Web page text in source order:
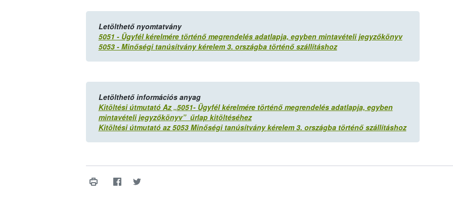
Letölthető nyomtatvány
5051 - Ügyfél kérelmére történő megrendelés adatlapja, egyben mintavételi jegyzőkönyv
5053 - Minőségi tanúsítvány kérelem 3. országba történő szállításhoz
Letölthető információs anyag
Kitöltési útmutató Az „5051- Ügyfél kérelmére történő megrendelés adatlapja, egyben
mintavételi jegyzőkönyv” űrlap kitöltéséhez
Kitöltési útmutató az 5053 Minőségi tanúsítvány kérelem 3. országba történő szállításhoz